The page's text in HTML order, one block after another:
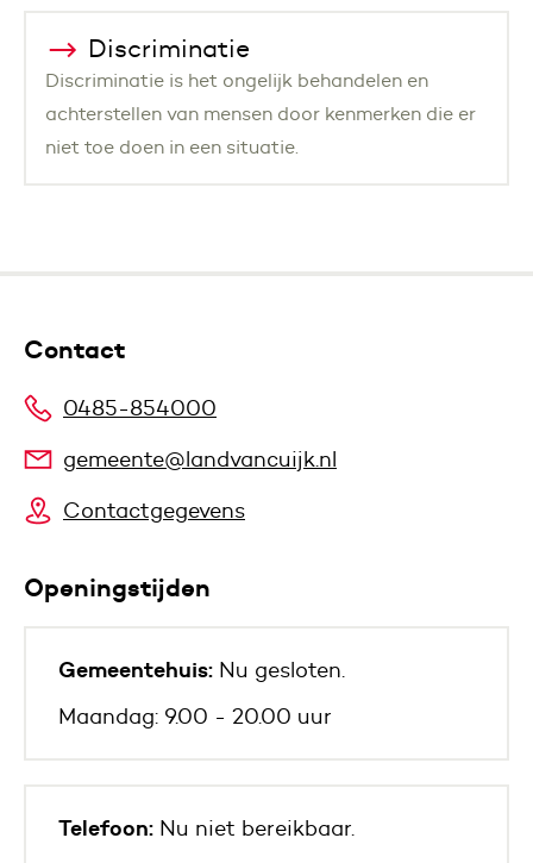
Discriminatie
Discriminatie is het ongelijk behandelen en
achterstellen van mensen door kenmerken die er
niet toe doen in een situatie.
Contact
0485-854000
gemeente@landvancuijk.nl
Contactgegevens
Openingstijden
Gemeentehuis: Nu gesloten.
Maandag: 9.00 - 20.00 uur
Telefoon: Nu niet bereikbaar.